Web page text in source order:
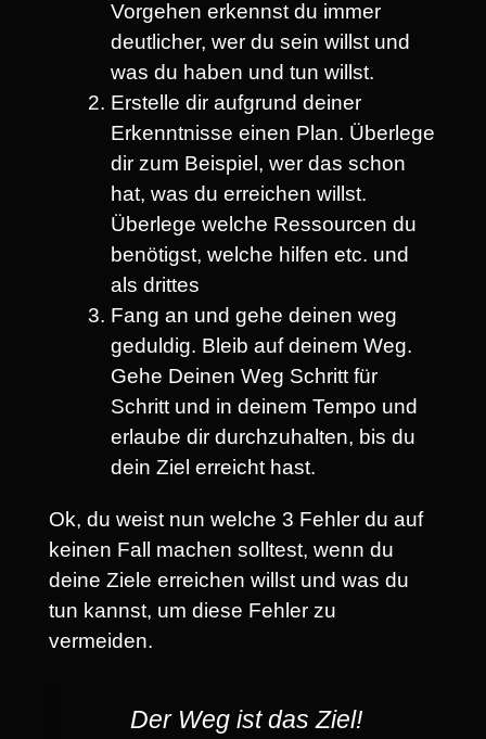
Vorgehen erkennst du immer
deutlicher, wer du sein willst und
was du haben und tun willst.
Erstelle dir aufgrund deiner
Erkenntnisse einen Plan. Überlege
dir zum Beispiel, wer das schon
hat, was du erreichen willst.
Überlege welche Ressourcen du
benötigst, welche hilfen etc. und
als drittes
Fang an und gehe deinen weg
geduldig. Bleib auf deinem Weg.
Gehe Deinen Weg Schritt für
Schritt und in deinem Tempo und
erlaube dir durchzuhalten, bis du
dein Ziel erreicht hast.
Ok, du weist nun welche 3 Fehler du auf
keinen Fall machen solltest, wenn du
deine Ziele erreichen willst und was du
tun kannst, um diese Fehler zu
vermeiden.
Der Weg ist das Ziel!